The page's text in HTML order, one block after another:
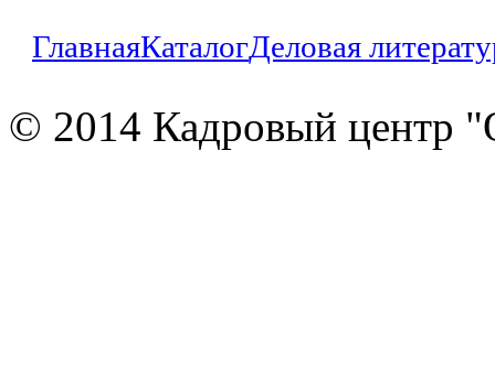
ГлавнаяКаталогДеловая
© 2014 Кадровый центр